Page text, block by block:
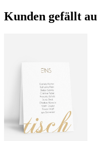
Kunden gefällt